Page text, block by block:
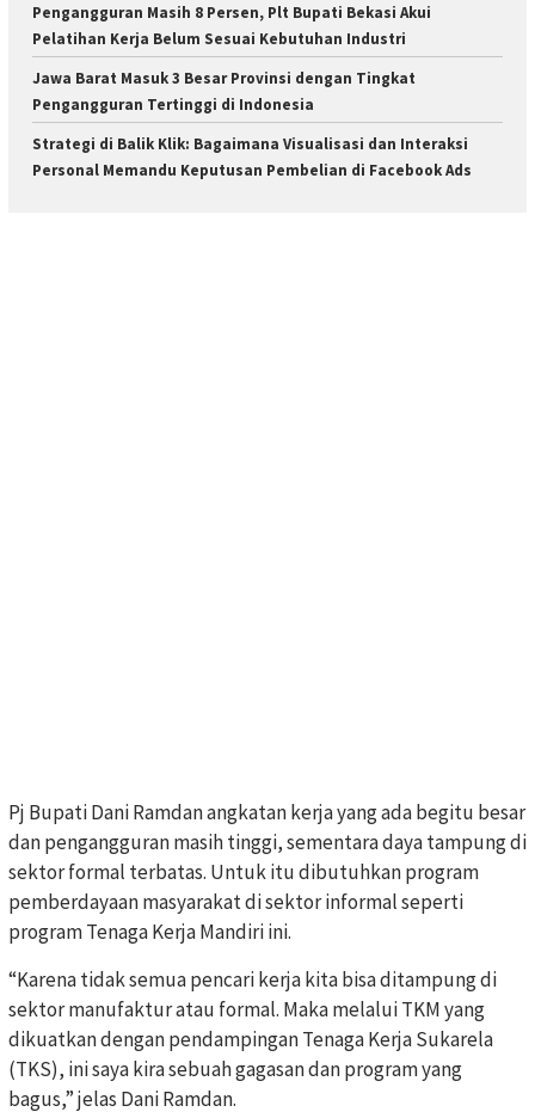
Pengangguran Masih 8 Persen, Plt Bupati Bekasi Akui
Pelatihan Kerja Belum Sesuai Kebutuhan Industri
Jawa Barat Masuk 3 Besar Provinsi dengan Tingkat
Pengangguran Tertinggi di Indonesia
Strategi di Balik Klik: Bagaimana Visualisasi dan Interaksi
Personal Memandu Keputusan Pembelian di Facebook Ads
Pj Bupati Dani Ramdan angkatan kerja yang ada begitu besar
dan pengangguran masih tinggi, sementara daya tampung di
sektor formal terbatas. Untuk itu dibutuhkan program
pemberdayaan masyarakat di sektor informal seperti
program Tenaga Kerja Mandiri ini.
“Karena tidak semua pencari kerja kita bisa ditampung di
sektor manufaktur atau formal. Maka melalui TKM yang
dikuatkan dengan pendampingan Tenaga Kerja Sukarela
(TKS), ini saya kira sebuah gagasan dan program yang
bagus,” jelas Dani Ramdan.